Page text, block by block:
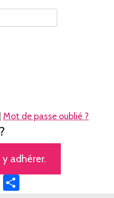
| Mot de passe oublié ?
adhérer.
Email